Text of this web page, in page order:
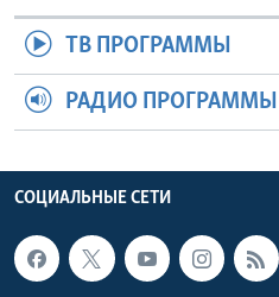
ТВ ПРОГРАММЫ
РАДИО ПРОГРАММЫ
СОЦИАЛЬНЫЕ СЕТИ